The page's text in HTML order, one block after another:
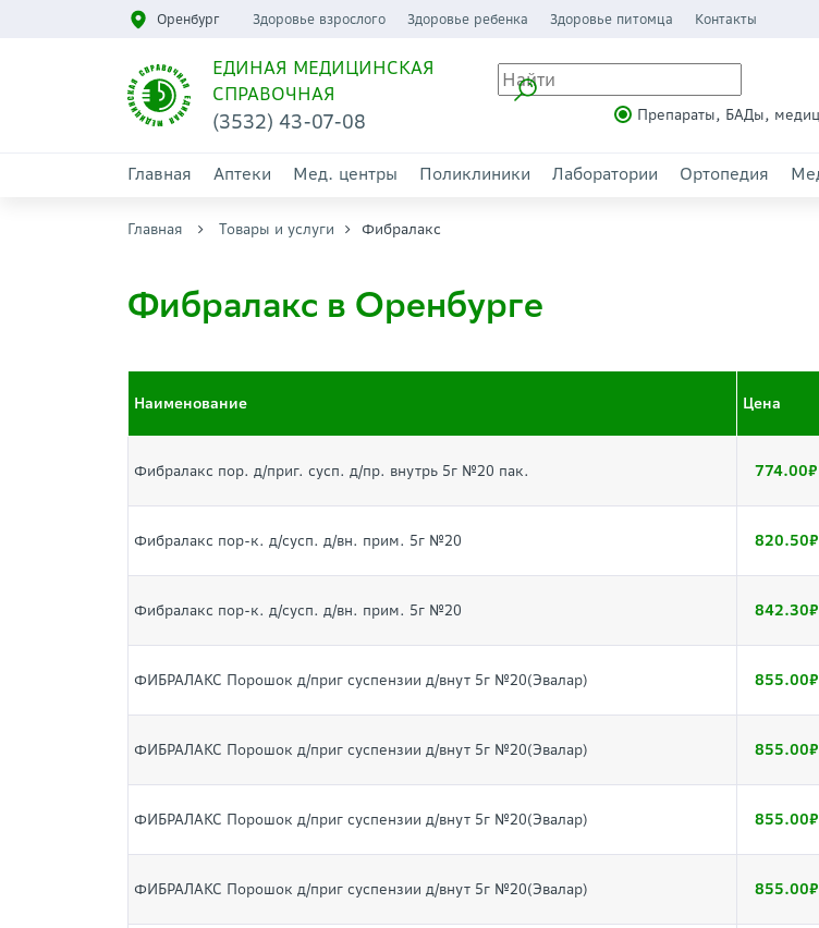
Оренбург Здоровье взрослого Здоровье ребенка Здоровье питомца Контакты
ЕДИНАЯ МЕДИЦИНСКАЯ
СПРАВОЧНАЯ
(3532) 43-07-08 Препараты, БАДы,
Главная Аптеки Мед. центры Поликлиники Лаборатории Ортопедия
Главная Товары и услуги Фибралакс
Фибралакс в Оренбурге
Наименование Цена
Фибралакс пор. д/приг. сусп. д/пр. внутрь 5г №20 пак. 774.00
Фибралакс пор-к. д/сусп. д/вн. прим. 5г №20 820.50
Фибралакс пор-к. д/сусп. д/вн. прим. 5г №20 842.30
ФИБРАЛАКС Порошок д/приг суспензии д/внут 5г №20(Эвалар) 855.00
ФИБРАЛАКС Порошок д/приг суспензии д/внут 5г №20(Эвалар) 855.00
ФИБРАЛАКС Порошок д/приг суспензии д/внут 5г №20(Эвалар) 855.00
ФИБРАЛАКС Порошок д/приг суспензии д/внут 5г №20(Эвалар) 855.00